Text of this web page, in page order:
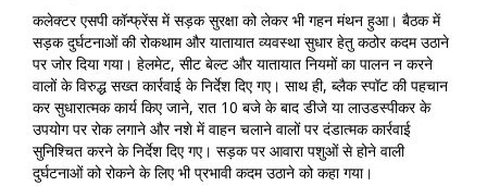
कलेक्टर एसपी कॉन्फ्रेंस में सड़क सुरक्षा को लेकर भी गहन मंथन हुआ। बैठक में
सड़क दुर्घटनाओं की रोकथाम और यातायात व्यवस्था सुधार हेतु कठोर कदम उठाने
पर जोर दिया गया। हेलमेट, सीट बेल्ट और यातायात नियमों का पालन न करने
वालों के विरुद्ध सख्त कार्रवाई के निर्देश दिए गए। साथ ही, ब्लैक स्पॉट की पहचान
कर सुधारात्मक कार्य किए जाने, रात 10 बजे के बाद डीजे या लाउडस्पीकर के
उपयोग पर रोक लगाने और नशे में वाहन चलाने वालों पर दंडात्मक कार्रवाई
सुनिश्चित करने के निर्देश दिए गए। सड़क पर आवारा पशुओं से होने वाली
दुर्घटनाओं को रोकने के लिए भी प्रभावी कदम उठाने को कहा गया।